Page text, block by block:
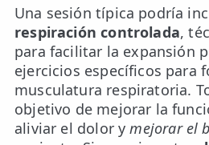
Una sesión típica podría
respiración controlada,
para facilitar la expansión
ejercicios específicos para
musculatura respiratoria.
objetivo de mejorar la
aliviar el dolor ymejorar el